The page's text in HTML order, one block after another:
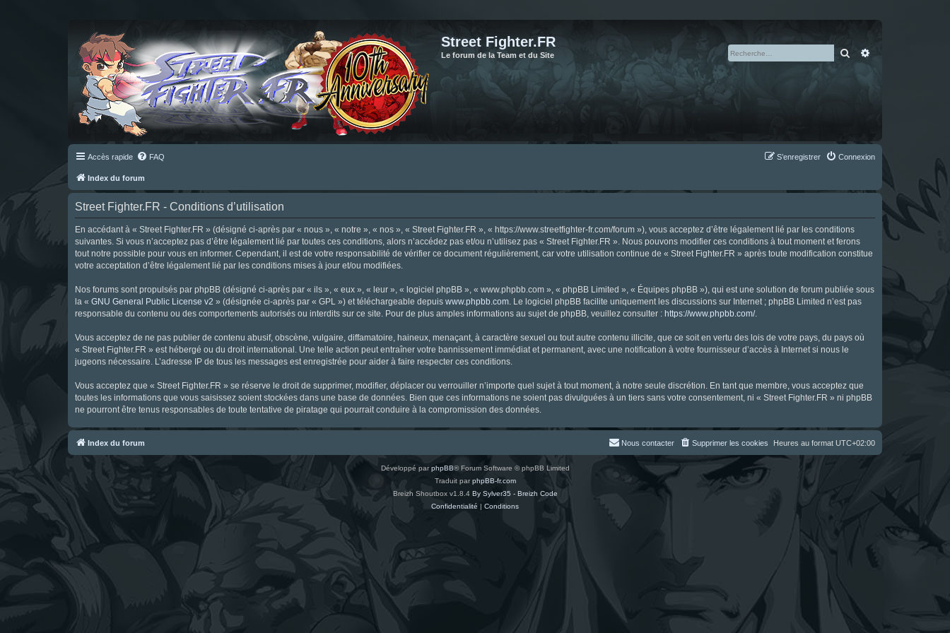
Street Fighter.FR
Le forum de la Team et du Site Rechercher
Accès rapide FAQ Connexion
S’enregistrer
Index du forum
Street Fighter.FR - Conditions d’utilisation
En accédant à « Street Fighter.FR » (désigné ci-après par « nous », « notre », « nos », « Street Fighter.FR », « https://www.streetfighter-fr.com/forum »), vous acceptez d’être légalement lié par les conditions
suivantes. Si vous n’acceptez pas d’être légalement lié par toutes ces conditions, alors n’accédez pas et/ou n’utilisez pas « Street Fighter.FR ». Nous pouvons modifier ces conditions à tout moment et ferons
tout notre possible pour vous en informer. Cependant, il est de votre responsabilité de vérifier ce document régulièrement, car votre utilisation continue de « Street Fighter.FR » après toute modification constitue
votre acceptation d’être légalement lié par les conditions mises à jour et/ou modifiées.
Nos forums sont propulsés par phpBB (désigné ci-après par « ils », « eux », « leur », « logiciel phpBB », « www.phpbb.com », « phpBB Limited », « Équipes phpBB »), qui est une solution de forum publiée sous
la « GNU General Public License v2 » (désignée ci-après par « GPL ») et téléchargeable depuis www.phpbb.com. Le logiciel phpBB facilite uniquement les discussions sur Internet ; phpBB Limited n’est pas
responsable du contenu ou des comportements autorisés ou interdits sur ce site. Pour de plus amples informations au sujet de phpBB, veuillez consulter : https://www.phpbb.com/.
Vous acceptez de ne pas publier de contenu abusif, obscène, vulgaire, diffamatoire, haineux, menaçant, à caractère sexuel ou tout autre contenu illicite, que ce soit en vertu des lois de votre pays, du pays où
« Street Fighter.FR » est hébergé ou du droit international. Une telle action peut entraîner votre bannissement immédiat et permanent, avec une notification à votre fournisseur d’accès à Internet si nous le
jugeons nécessaire. L’adresse IP de tous les messages est enregistrée pour aider à faire respecter ces conditions.
Vous acceptez que « Street Fighter.FR » se réserve le droit de supprimer, modifier, déplacer ou verrouiller n’importe quel sujet à tout moment, à notre seule discrétion. En tant que membre, vous acceptez que
toutes les informations que vous saisissez soient stockées dans une base de données. Bien que ces informations ne soient pas divulguées à un tiers sans votre consentement, ni « Street Fighter.FR » ni phpBB
ne pourront être tenus responsables de toute tentative de piratage qui pourrait conduire à la compromission des données.
Index du forum Heures au format UTC+02:00
Supprimer les cookies
Nous contacter
Développé parphpBB® Forum Software © phpBB Limited
Traduit par phpBB-fr.com
Breizh Shoutbox v1.8.4 By Sylver35 - Breizh Code
Confidentialité | Conditions